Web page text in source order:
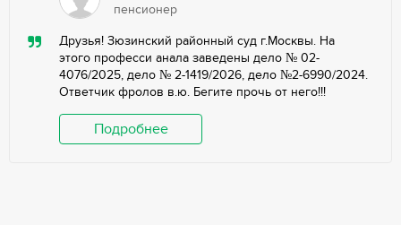
пенсионер
Друзья! Зюзинский районный суд г.Москвы. На
этого професси анала заведены дело № 02-
4076/2025, дело № 2-1419/2026, дело №2-6990/2024.
Ответчик фролов в.ю. Бегите прочь от него!!!
Подробнее